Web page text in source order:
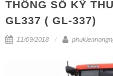
THÔNG SỐ KỸ
GL337 ( GL-337)
11/09/2018